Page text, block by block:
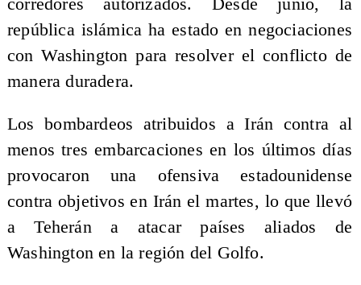
corredores autorizados. Desde junio, la
república islámica ha estado en negociaciones
con Washington para resolver el conflicto de
manera duradera.
Los bombardeos atribuidos a Irán contra al
menos tres embarcaciones en los últimos días
provocaron una ofensiva estadounidense
contra objetivos en Irán el martes, lo que llevó
a Teherán a atacar países aliados de
Washington en la región del Golfo.